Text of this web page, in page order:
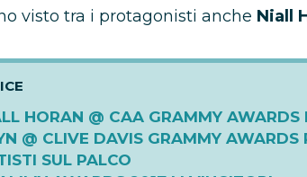
visto tra i protagonisti anche Niall
HORAN @ CAA GRAMMY AWARDS
@ CLIVE DAVIS GRAMMY AWARDS
SUL PALCO